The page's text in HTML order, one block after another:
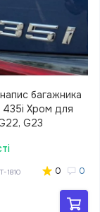
багажника
435i Хром для
G23
1810 0 0